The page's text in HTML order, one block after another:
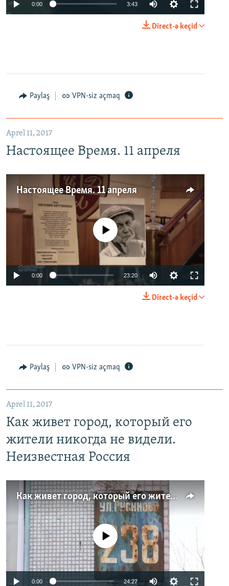
0:00 3:43
Direct-ə keçid
Paylaş VPN-siz açmaq
Aprel 11, 2017
Настоящее Время. 11 апреля
Настоящее Время. 11 апреля
No media source currently available
0:00 23:20
Direct-ə keçid
Paylaş VPN-siz açmaq
Aprel 11, 2017
Как живет город, который его
жители никогда не видели.
Неизвестная Россия
Как живет город, который его жители никогда не видели. Неизвестная Россия
No media source currently available
0:00 24:27